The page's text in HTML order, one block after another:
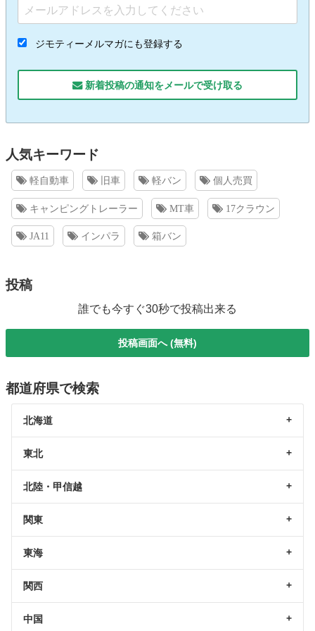
ジモティーメルマガにも登録する
新着投稿の通知をメールで受け取る
人気キーワード
軽自動車 旧車 軽バン 個人売買
キャンピングトレーラー MT車 17クラウン
JA11 インパラ 箱バン
投稿
誰でも今すぐ30秒で投稿出来る
投稿画面へ (無料)
都道府県で検索
北海道
東北
北陸・甲信越
関東
東海
関西
中国